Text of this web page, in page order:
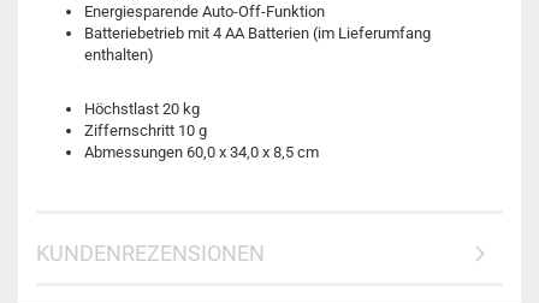
Energiesparende Auto-Off-Funktion
Batteriebetrieb mit 4 AA Batterien (im Lieferumfang
enthalten)
Höchstlast 20 kg
Ziffernschritt 10 g
Abmessungen 60,0 x 34,0 x 8,5 cm
KUNDENREZENSIONEN